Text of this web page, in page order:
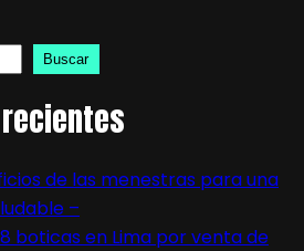
Buscar
de las menestras para una
–
boticas en Lima por venta de